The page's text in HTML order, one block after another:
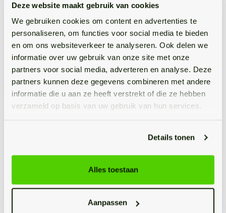
Deze website maakt gebruik van cookies
We gebruiken cookies om content en advertenties te
personaliseren, om functies voor social media te bieden
en om ons websiteverkeer te analyseren. Ook delen we
informatie over uw gebruik van onze site met onze
partners voor social media, adverteren en analyse. Deze
partners kunnen deze gegevens combineren met andere
informatie die u aan ze heeft verstrekt of die ze hebben
verzameld op basis van uw gebruik van hun services.
Details tonen
Alles toestaan
Aanpassen
Van rechts achter naar rechts voor: we gaan de
ruimtelijke keuken bekijken. Hier kook je heerlijke
gerechten met alle inbouwapparatuur in en op de
hoekopstelling. Mocht de ruimte nu niet helemaal
binnen jouw smaak vallen, dan heb je hier alle ruimte,
mogelijkheden en aansluitingen om het naar wens aan
te passen.
om de deur links achterin de hal te openen. Wat een
ruimte om de kamer te verdelen in een optisch
gescheiden zitgedeelte, waar de voetjes lekker
omhoog kunnen, en een eetgedeelte waar je urenlang
kan tafelen. Tijd om jouw spullen te verhuizen! Hier voel